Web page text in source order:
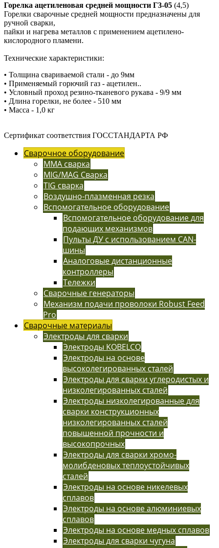
Горелка ацетиленовая средней мощности Г3-05 (4,5)
Горелки сварочные средней мощности предназначены для
ручной сварки,
пайки и нагрева металлов с применением ацетилено-
кислородного пламени.
Технические характеристики:
• Толщина свариваемой стали - до 9мм
• Применяемый горючий газ - ацетилен..
• Условный проход резино-тканевого рукава - 9/9 мм
• Длина горелки, не более - 510 мм
• Масса - 1,0 кг
Сертификат соответствия ГОССТАНДАРТА РФ
Сварочное оборудование
MMA сварка
MIG/MAG Сварка
TIG сварка
Воздушно-плазменная резка
Вспомогательное оборудование
Вспомогательное оборудование для
подающих механизмов
Пульты ДУ с использованием CAN-
шины
Аналоговые дистанционные
контроллеры
Тележки
Сварочные генераторы
Механизм подачи проволоки Robust Feed
Pro
Сварочные материалы
Электроды для сварки
Электроды KOBELCO
Электроды на основе
высоколегированных сталей
Электроды для сварки углеродистых и
низколегированных сталей
Электроды низколегированные для
сварки конструкционных
низколегированных сталей
повышенной прочности и
высокопрочных
Электроды для сварки хромо-
молибденовых теплоустойчивых
сталей
Электроды на основе никелевых
сплавов
Электроды на основе алюминиевых
сплавов
Электроды на основе медных сплавов
Электроды для сварки чугуна